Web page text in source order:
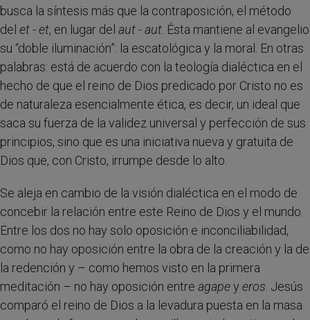
busca la síntesis más que la contraposición, el método
del et - et, en lugar del aut - aut . Ésta mantiene al evangelio
su “doble iluminación”: la escatológica y la moral. En otras
palabras: está de acuerdo con la teología dialéctica en el
hecho de que el reino de Dios predicado por Cristo no es
de naturaleza esencialmente ética, es decir, un ideal que
saca su fuerza de la validez universal y perfección de sus
principios, sino que es una iniciativa nueva y gratuita de
Dios que, con Cristo, irrumpe desde lo alto.
Se aleja en cambio de la visión dialéctica en el modo de
concebir la relación entre este Reino de Dios y el mundo.
Entre los dos no hay solo oposición e inconciliabilidad,
como no hay oposición entre la obra de la creación y la de
la redención y – como hemos visto en la primera
meditación – no hay oposición entre agapey eros . Jesús
comparó el reino de Dios a la levadura puesta en la masa